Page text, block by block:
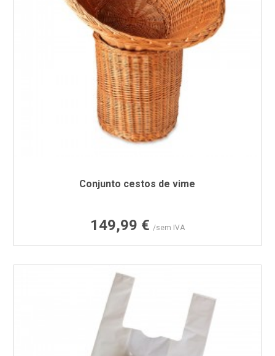
Conjunto cestos de vime
Preço
149,99 € /sem IVA